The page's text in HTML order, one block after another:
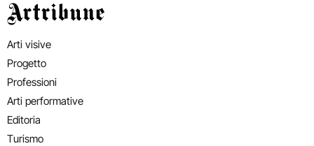
Artribune
Arti visive
Progetto
Professioni
Arti performative
Editoria
Turismo